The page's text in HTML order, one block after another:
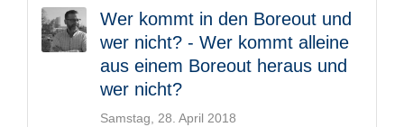
Wer kommt in den Boreout und
wer nicht? - Wer kommt alleine
aus einem Boreout heraus und
wer nicht?
Samstag, 28. April 2018